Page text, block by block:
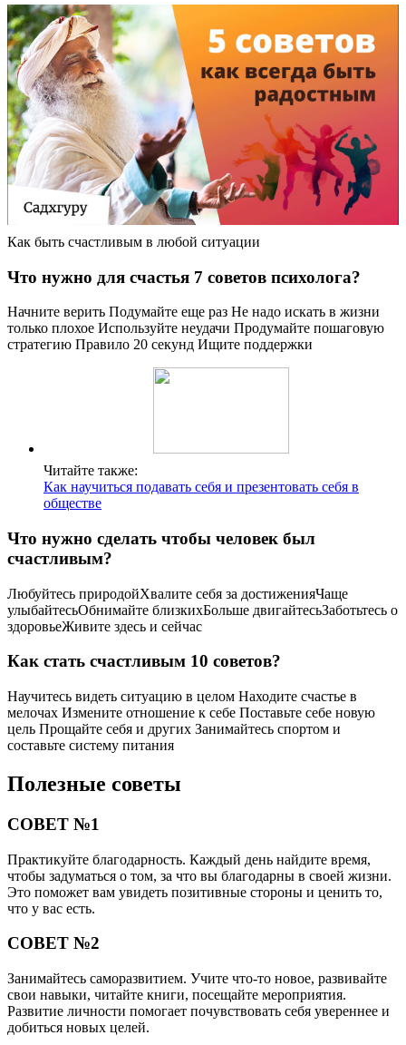
Как быть счастливым в любой ситуации
Что нужно для счастья 7 советов психолога?
Начните верить Подумайте еще раз Не надо искать в жизни
только плохое Используйте неудачи Продумайте пошаговую
стратегию Правило 20 секунд Ищите поддержки
Читайте также:
Как научиться подавать себя и презентовать себя в
обществе
Что нужно сделать чтобы человек был
счастливым?
Любуйтесь природойХвалите себя за достиженияЧаще
улыбайтесьОбнимайте близкихБольше двигайтесьЗаботьтесь о
здоровьеЖивите здесь и сейчас
Как стать счастливым 10 советов?
Научитесь видеть ситуацию в целом Находите счастье в
мелочах Измените отношение к себе Поставьте себе новую
цель Прощайте себя и других Занимайтесь спортом и
составьте систему питания
Полезные советы
СОВЕТ №1
Практикуйте благодарность. Каждый день найдите время,
чтобы задуматься о том, за что вы благодарны в своей жизни.
Это поможет вам увидеть позитивные стороны и ценить то,
что у вас есть.
СОВЕТ №2
Занимайтесь саморазвитием. Учите что-то новое, развивайте
свои навыки, читайте книги, посещайте мероприятия.
Развитие личности помогает почувствовать себя увереннее и
добиться новых целей.